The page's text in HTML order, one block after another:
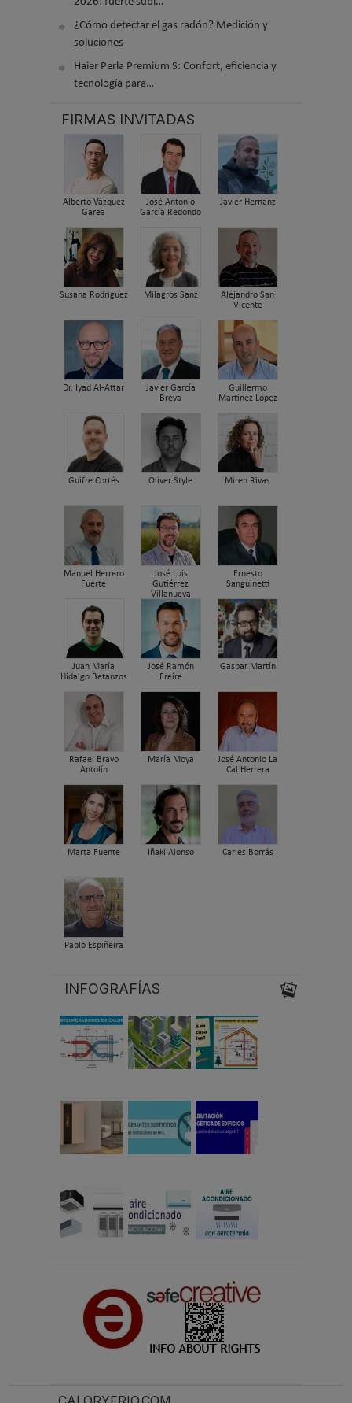
¿Cómo detectar el gas radón? Medición y
soluciones
Haier Perla Premium S: Confort, eficiencia y
tecnología para…
FIRMAS INVITADAS
Alberto Vázquez
Garea
José Antonio
García Redondo
Javier Hernanz
Susana Rodriguez Milagros Sanz
Alejandro San
Vicente
Dr. Iyad Al-Attar
Javier García
Breva
Guillermo
Martínez López
Guifre Cortés Oliver Style Miren Rivas
Manuel Herrero
Fuerte
José Luis
Gutiérrez
Villanueva
Ernesto
Sanguinetti
Juan María
Hidalgo Betanzos
José Ramón
Freire
Gaspar Martín
Rafael Bravo
Antolín
María Moya
José Antonio La
Cal Herrera
Marta Fuente Iñaki Alonso Carles Borrás
Pablo Espiñeira
INFOGRAFÍAS